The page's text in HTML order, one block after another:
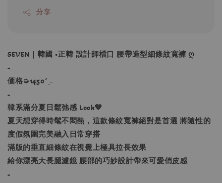
分享
SEVEN｜韓國 •正韓 設計師檔口 腰帶造型細條紋寬褲 ღ
-
価格➭1450´ˎ˗
-
韓系滿分夏日鬆弛感 Look💙
夏天想穿得時髦不悶熱，這款條紋寬褲絕對是首選 將隨性的
度假氛圍完美融入日常穿搭
滿版的垂直細條紋在視覺上極具拉長效果
給你漂亮大長腿濾鏡 腰部的巧妙設計帶來可愛俏皮感
-